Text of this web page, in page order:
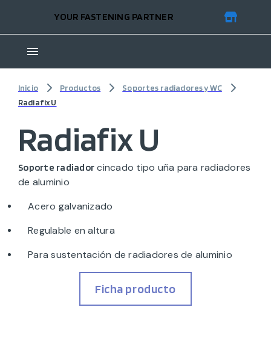
YOUR FASTENING PARTNER
Inicio Productos
Soportes radiadores y WC
Radiafix U
Radiafix U
Soporte radiador cincado tipo uña para radiadores
de aluminio
Acero galvanizado
Regulable en altura
Para sustentación de radiadores de aluminio
Ficha producto